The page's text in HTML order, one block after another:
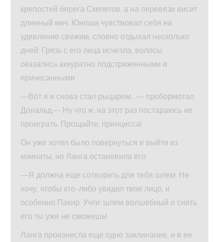
крепостей берега Скелетов, а на перевязи висит
длинный меч. Юноша чувствовал себя на
удивление свежим, словно отдыхал несколько
дней. Грязь с его лица исчезла, волосы
оказались аккуратно подстриженными и
причесанными.
—Вот я и снова стал рыцарем…— пробормотал
Дональд.— Ну что ж, на этот раз постараюсь не
проиграть. Прощайте, принцесса!
Он уже хотел было повернуться и выйти из
комнаты, но Ланга остановила его:
—Я должна еще сотворить для тебя шлем. Не
хочу, чтобы кто-либо увидел твое лицо, и
особенно Пакир. Учти: шлем волшебный и снять
его ты уже не сможешь!
Ланга произнесла еще одно заклинание, и в ее